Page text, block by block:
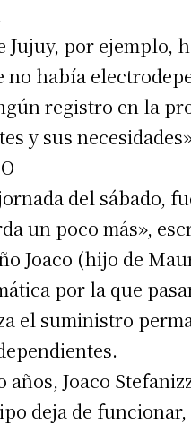
Número de
Jujuy, por ejemplo,
había
registro en la
y sus
del sábado,
un poco más»,
Joaco (hijo de
por la que
el suministro
años, Joaco
deja de